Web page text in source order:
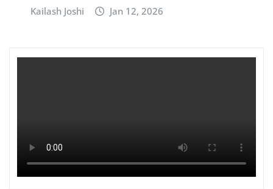
Kailash Joshi Jan 12, 2026